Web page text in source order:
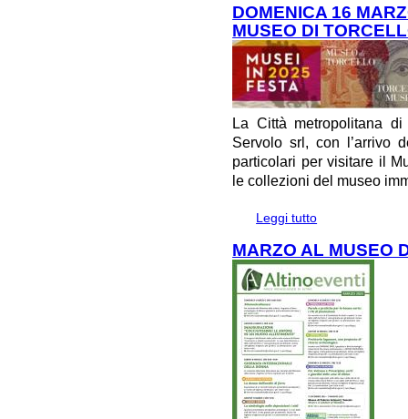
DOMENICA 16
MUSEO DI
La Città metropolitana
Servolo srl, con l’arrivo
particolari per visitare il
le collezioni del museo
Leggi tutto
MARZO AL MUSEO